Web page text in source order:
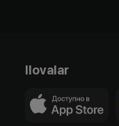
Ilovalar